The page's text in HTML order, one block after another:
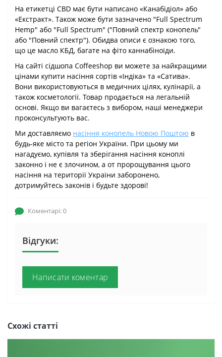
На етикетці CBD має бути написано «Канабідіол» або
«Екстракт». Також може бути зазначено "Full Spectrum
Hemp" або "Full Spectrum" ("Повний спектр конопель"
або "Повний спектр"). Обидва описи є ознакою того,
що це масло КБД, багате на фіто каннабіноїди.
На сайті сідшопа Coffeeshop ви можете за найкращими
цінами купити насіння сортів «Індіка» та «Сатива».
Вони використовуються в медичних цілях, кулінарії, а
також косметології. Товар продається на легальній
основі. Якщо ви вагаєтесь з вибором, наші менеджери
проконсультують вас.
Ми доставляємо насіння конопель Новою Поштою в
будь-яке місто та регіон України. При цьому ми
нагадуємо, купівля та зберігання насіння коноплі
законно і не є злочином, а от пророщування цього
насіння на території України заборонено,
дотримуйтесь законів і будьте здорові!
Коментарі: 0
Відгуки:
Написати коментар
Схожі статті